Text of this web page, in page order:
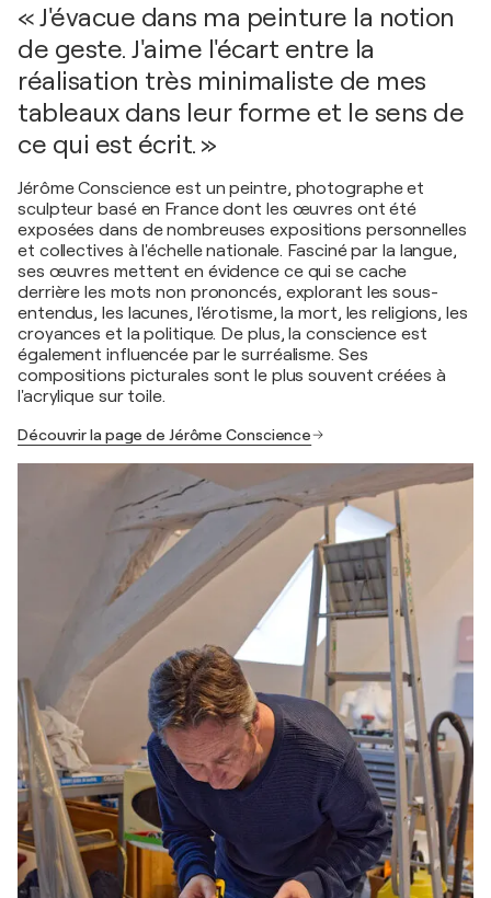
« J'évacue dans ma peinture la notion
de geste. J'aime l'écart entre la
réalisation très minimaliste de mes
tableaux dans leur forme et le sens de
ce qui est écrit. »
Jérôme Conscience est un peintre, photographe et
sculpteur basé en France dont les œuvres ont été
exposées dans de nombreuses expositions personnelles
et collectives à l'échelle nationale. Fasciné par la langue,
ses œuvres mettent en évidence ce qui se cache
derrière les mots non prononcés, explorant les sous-
entendus, les lacunes, l'érotisme, la mort, les religions, les
croyances et la politique. De plus, la conscience est
également influencée par le surréalisme. Ses
compositions picturales sont le plus souvent créées à
l'acrylique sur toile.
Découvrir la page de Jérôme Conscience